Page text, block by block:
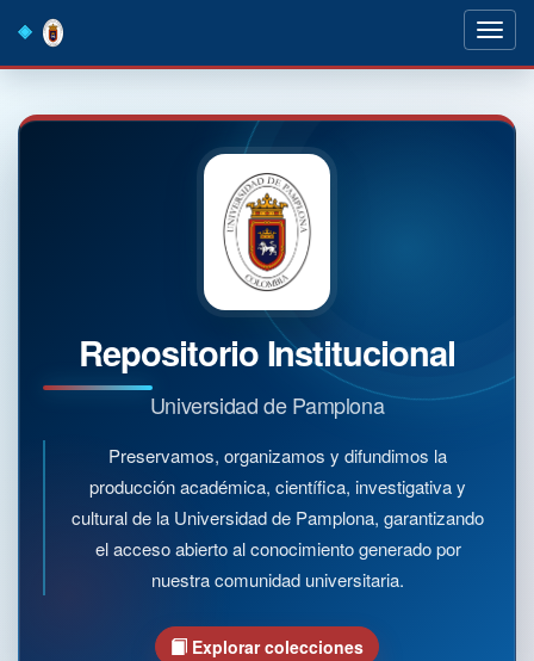
navigation
Repositorio Institucional
Universidad de Pamplona
Preservamos, organizamos y difundimos la
producción académica, científica, investigativa y
cultural de la Universidad de Pamplona, garantizando
el acceso abierto al conocimiento generado por
nuestra comunidad universitaria.
Explorar colecciones